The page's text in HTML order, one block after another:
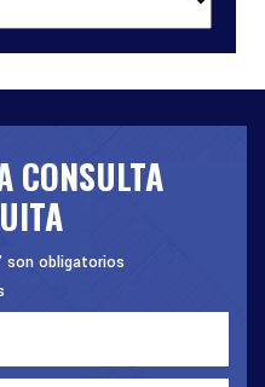
CONSULTA
son obligatorios